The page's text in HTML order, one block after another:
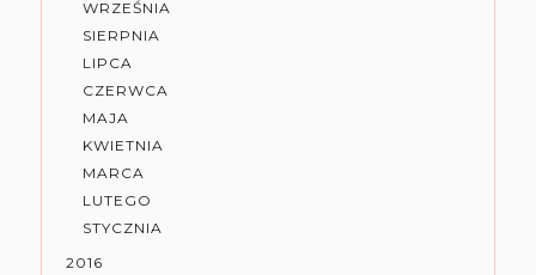
WRZEŚNIA
SIERPNIA
LIPCA
CZERWCA
MAJA
KWIETNIA
MARCA
LUTEGO
STYCZNIA
2016